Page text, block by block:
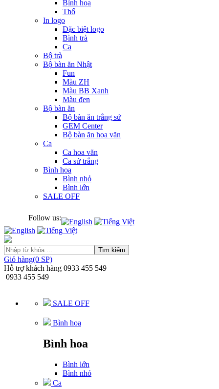
Bình hoa
Thố
In logo
Đặc biệt logo
Bình trà
Ca
Bộ trà
Bộ bàn ăn Nhật
Fun
Màu ZH
Màu BB Xanh
Màu đen
Bộ bàn ăn
Bộ bàn ăn trắng sứ
GEM Center
Bộ bàn ăn hoa văn
Ca
Ca hoa văn
Ca sứ trắng
Bình hoa
Bình nhỏ
Bình lớn
SALE OFF
Follow us:
Tìm kiếm
Giỏ hàng(0 SP)
Hỗ trợ khách hàng 0933 455 549
0933 455 549
SALE OFF
Bình hoa
Bình hoa
Bình lớn
Bình nhỏ
Ca